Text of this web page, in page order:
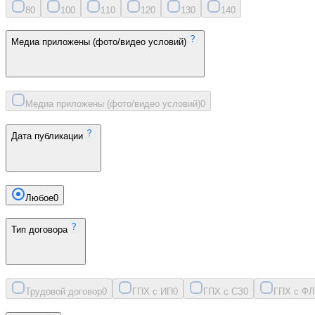
80 100 11 0 120 130 140
Медиа приложены (фото/видео условий)
Медиа приложены (фото/видео условий)0
Дата публикации
Любое0
Тип договора
Трудовой договор0 ГПХ с ИП0 ГПХ с СЗ0 ГПХ с ФЛ